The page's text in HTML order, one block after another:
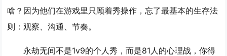
啥？因为他们在游戏里只顾着秀操作，忘了最基本的生存法
则：观察、沟通、节奏。
永劫无间不是1v9的个人秀，而是81人的心理战，你得